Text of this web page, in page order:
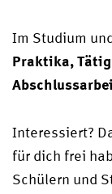
Im Studium
Praktika,
Interessiert?
für dich frei
Schülern und